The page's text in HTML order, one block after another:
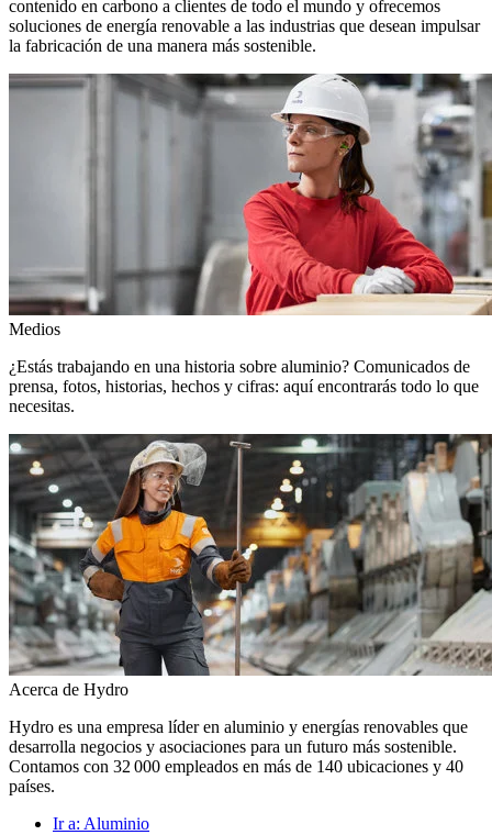
contenido en carbono a clientes de todo el mundo y ofrecemos
soluciones de energía renovable a las industrias que desean impulsar
la fabricación de una manera más sostenible.
Medios
¿Estás trabajando en una historia sobre aluminio? Comunicados de
prensa, fotos, historias, hechos y cifras: aquí encontrarás todo lo que
necesitas.
Acerca de Hydro
Hydro es una empresa líder en aluminio y energías renovables que
desarrolla negocios y asociaciones para un futuro más sostenible.
Contamos con 32 000 empleados en más de 140 ubicaciones y 40
países.
Ir a: Aluminio